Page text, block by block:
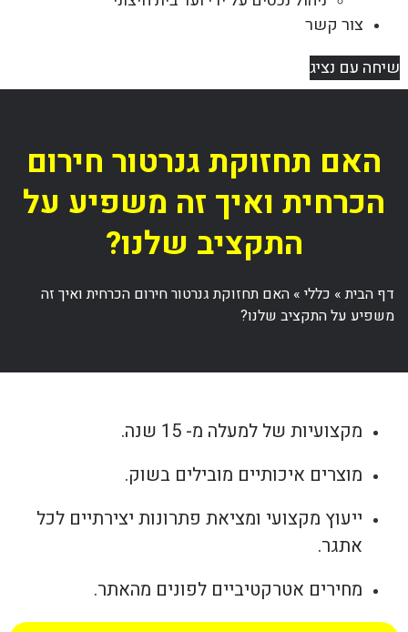
צור קשר
שיחה עם נציג
האם תחזוקת גנרטור חירום
הכרחית ואיך זה משפיע על
התקציב שלנו?
דף הבית» כללי» האם תחזוקת גנרטור חירום הכרחית ואיך זה
משפיע על התקציב שלנו?
מקצועיות של למעלה מ- 15 שנה.
מוצרים איכותיים מובילים בשוק.
ייעוץ מקצועי ומציאת פתרונות יצירתיים לכל
אתגר.
מחירים אטרקטיביים לפונים מהאתר.